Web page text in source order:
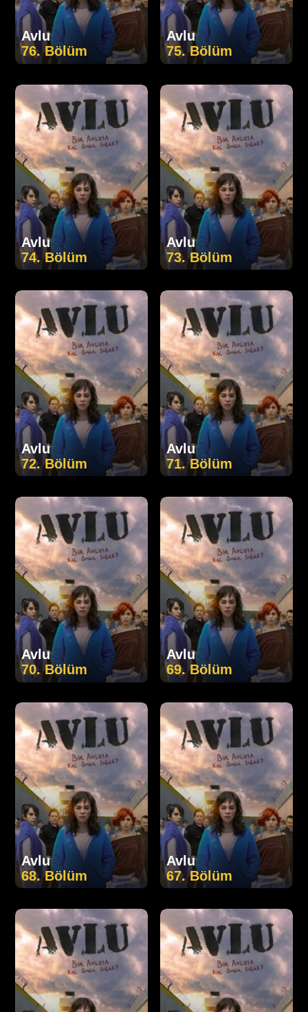
Avlu
76. Bölüm
Avlu
75. Bölüm
Avlu
74. Bölüm
Avlu
73. Bölüm
Avlu
72. Bölüm
Avlu
71. Bölüm
Avlu
70. Bölüm
Avlu
69. Bölüm
Avlu
68. Bölüm
Avlu
67. Bölüm